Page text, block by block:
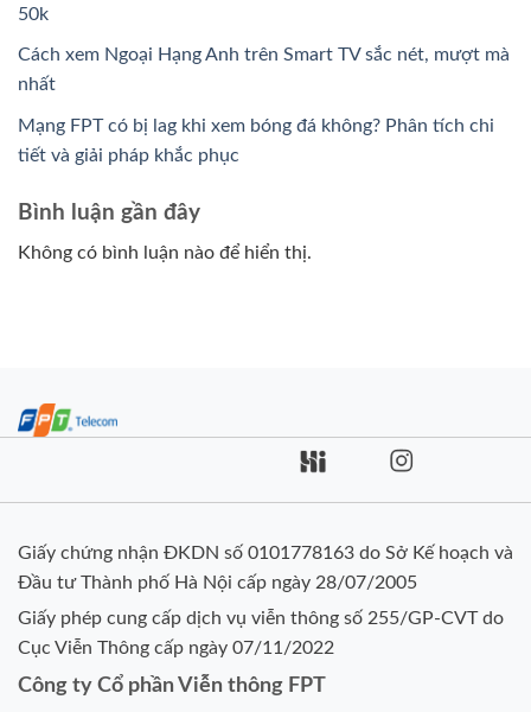
50k
Cách xem Ngoại Hạng Anh trên Smart TV sắc nét, mượt mà
nhất
Mạng FPT có bị lag khi xem bóng đá không? Phân tích chi
tiết và giải pháp khắc phục
Bình luận gần đây
Không có bình luận nào để hiển thị.
Giấy chứng nhận ĐKDN số 0101778163 do Sở Kế hoạch và
Đầu tư Thành phố Hà Nội cấp ngày 28/07/2005
Giấy phép cung cấp dịch vụ viễn thông số 255/GP-CVT do
Cục Viễn Thông cấp ngày 07/11/2022
Công ty Cổ phần Viễn thông FPT